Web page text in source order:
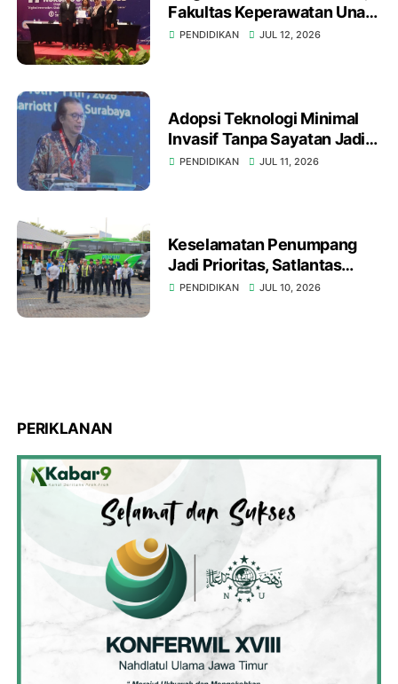
Fakultas Keperawatan Unair
Gelar International Nursing
PENDIDIKAN JUL 12, 2026
Adopsi Teknologi Minimal
Invasif Tanpa Sayatan Jadi
Fokus di 43rd Fiesta Urology
PENDIDIKAN JUL 11, 2026
Keselamatan Penumpang
Jadi Prioritas, Satlantas
Polres Gresik Bersama
PENDIDIKAN JUL 10, 2026
PERIKLANAN